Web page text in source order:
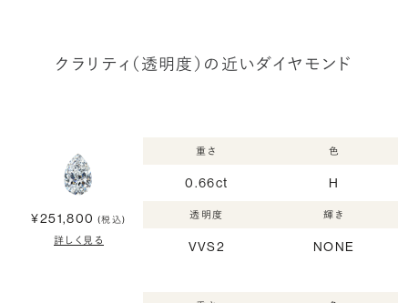
クラリティ（透明度）の近いダイヤモンド
¥251,800 (税込)
詳しく見る
重さ
0.66ct
色
H
透明度
VVS2
輝き
NONE